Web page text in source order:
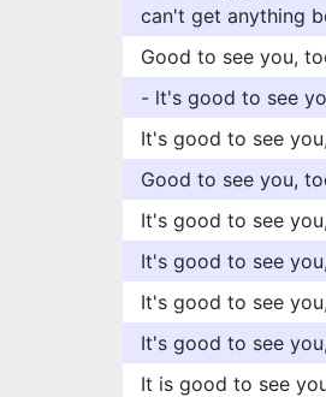
can't get anything
Good to see you,
- lt's good to see
It's good to see
Good to see you,
It's good to see
It's good to see
It's good to see
It's good to see
It is good to see